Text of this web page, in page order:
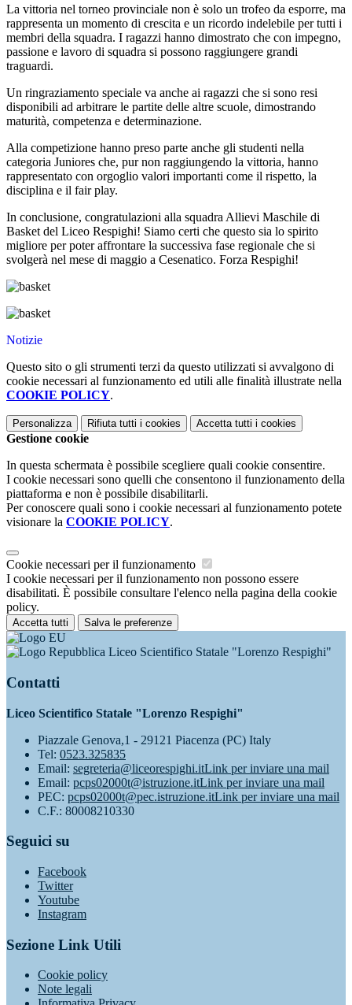
La vittoria nel torneo provinciale non è solo un trofeo da esporre, ma
rappresenta un momento di crescita e un ricordo indelebile per tutti i
membri della squadra. I ragazzi hanno dimostrato che con impegno,
passione e lavoro di squadra si possono raggiungere grandi
traguardi.
Un ringraziamento speciale va anche ai ragazzi che si sono resi
disponibili ad arbitrare le partite delle altre scuole, dimostrando
maturità, competenza e determinazione.
Alla competizione hanno preso parte anche gli studenti nella
categoria Juniores che, pur non raggiungendo la vittoria, hanno
rappresentato con orgoglio valori importanti come il rispetto, la
disciplina e il fair play.
In conclusione, congratulazioni alla squadra Allievi Maschile di
Basket del Liceo Respighi! Siamo certi che questo sia lo spirito
migliore per poter affrontare la successiva fase regionale che si
svolgerà nel mese di maggio a Cesenatico. Forza Respighi!
Notizie
Questo sito o gli strumenti terzi da questo utilizzati si avvalgono di
cookie necessari al funzionamento ed utili alle finalità illustrate nella
COOKIE POLICY.
Personalizza Rifiuta tutti i cookies Accetta tutti i cookies
Gestione cookie
In questa schermata è possibile scegliere quali cookie consentire.
I cookie necessari sono quelli che consentono il funzionamento della
piattaforma e non è possibile disabilitarli.
Per conoscere quali sono i cookie necessari al funzionamento potete
visionare la COOKIE POLICY.
Cookie necessari per il funzionamento
I cookie necessari per il funzionamento non possono essere
disabilitati. È possibile consultare l'elenco nella pagina della cookie
policy.
Accetta tutti Salva le preferenze
Liceo Scientifico Statale "Lorenzo Respighi"
Contatti
Liceo Scientifico Statale "Lorenzo Respighi"
Piazzale Genova,1 - 29121 Piacenza (PC) Italy
Tel: 0523.325835
Email: segreteria@liceorespighi.itLink per inviare una mail
Email: pcps02000t@istruzione.itLink per inviare una mail
PEC: pcps02000t@pec.istruzione.itLink per inviare una mail
C.F.: 80008210330
Seguici su
Facebook
Twitter
Youtube
Instagram
Sezione Link Utili
Cookie policy
Note legali